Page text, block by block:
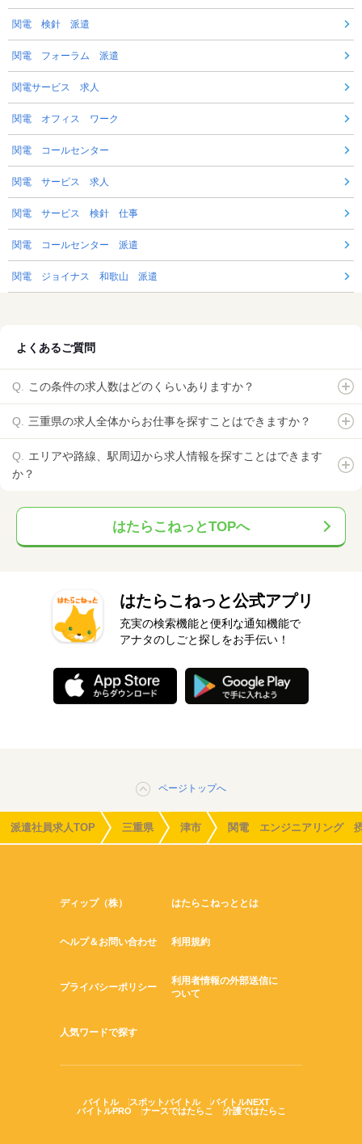
関電 検針 派遣
関電 フォーラム 派遣
関電サービス 求人
関電 オフィス ワーク
関電 コールセンター
関電 サービス 求人
関電 サービス 検針 仕事
関電 コールセンター 派遣
関電 ジョイナス 和歌山 派遣
よくあるご質問
この条件の求人数はどのくらいありますか？
三重県の求人全体からお仕事を探すことはできますか？
エリアや路線、駅周辺から求人情報を探すことはできます
か？
はたらこねっとTOPへ
はたらこねっと公式アプリ
充実の検索機能と便利な通知機能で
アナタのしごと探しをお手伝い！
ページトップへ
派遣社員求人TOP 三重県 津市 関電 エンジニアリング
ディップ（株） はたらこねっととは
ヘルプ＆お問い合わせ 利用規約
プライバシーポリシー
利用者情報の外部送信に
ついて
人気ワードで探す
バイトル スポットバイトル
バイトルNEXT
バイトルPRO
ナースではたらこ 介護ではたらこ